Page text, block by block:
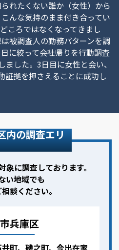
れたくない誰か（女性）から
んな気持のまま付き合ってい
ころではなくなってきまし
被調査人の勤務パターンを調
に絞って会社帰りを行動調査
ました。3日目に女性と会い、
拠を押さえることに成功し
内の調査エリ
に調査しております。
い地域でも
談ください。
兵庫区
町、磯之町、今出在家